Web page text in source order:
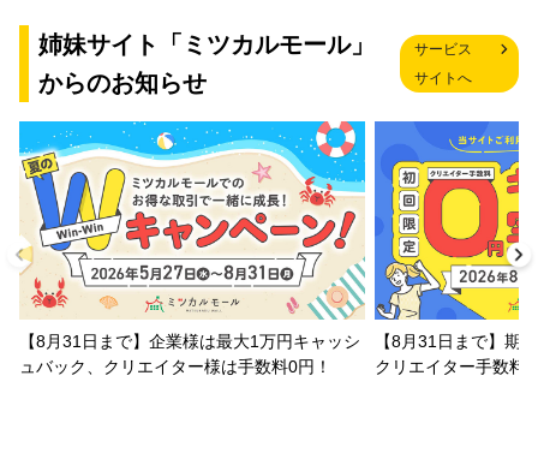
姉妹サイト「ミツカルモール」
からのお知らせ
サービス
サイトへ
【8月31日まで】企業様は最大1万円キャッシ
ュバック、クリエイター様は手数料0円！
【8月31日まで】期
クリエイター手数料